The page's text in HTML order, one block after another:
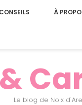
CONSEILS À
Le blog de Noix